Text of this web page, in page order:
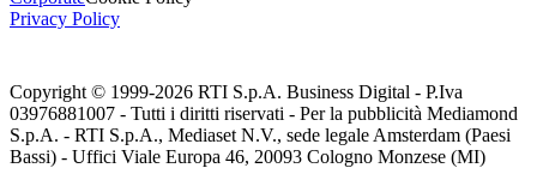
Privacy Policy
Copyright © 1999-2026 RTI S.p.A. Business Digital - P.Iva
03976881007 - Tutti i diritti riservati - Per la pubblicità Mediamond
S.p.A. - RTI S.p.A., Mediaset N.V., sede legale Amsterdam (Paesi
Bassi) - Uffici Viale Europa 46, 20093 Cologno Monzese (MI)